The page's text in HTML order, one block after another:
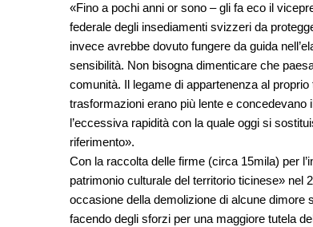
«Fino a pochi anni or sono – gli fa eco il
federale degli insediamenti svizzeri da
invece avrebbe dovuto fungere da guida
sensibilità. Non bisogna dimenticare che
comunità. Il legame di appartenenza al
trasformazioni erano più lente e
l’eccessiva rapidità con la quale oggi si
riferimento».
Con la raccolta delle firme (circa 15mila) per
patrimonio culturale del territorio ticinese»
occasione della demolizione di alcune dimore
facendo degli sforzi per una maggiore tutela